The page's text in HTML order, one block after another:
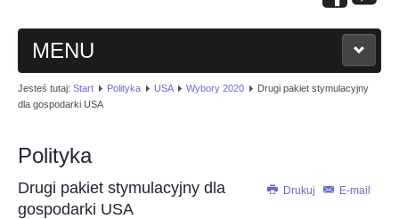
MENU
HOME
WIADOMOŚCI
NAUKA GRY W SZACHY
Jesteś tutaj: Start Polityka USA Wybory 2020
Drugi pakiet stymulacyjny
dla gospodarki USA
Polityka
Drukuj E-mail
Drugi pakiet stymulacyjny dla
gospodarki USA